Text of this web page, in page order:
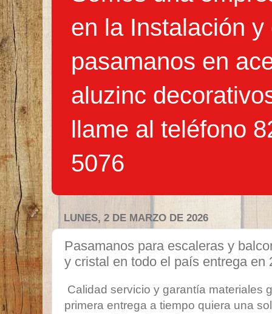
en la Instalación
pasamanos en
aluzinc
llame al teléfono
5076
LUNES, 2 DE MARZO DE 2026
Pasamanos para escaleras y
y cristal en todo el país entrega en
Calidad servicio y garantía materiales
primera entrega a tiempo quiera una